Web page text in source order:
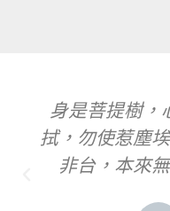
身是菩提樹，
拭，勿使惹塵
非台，本來